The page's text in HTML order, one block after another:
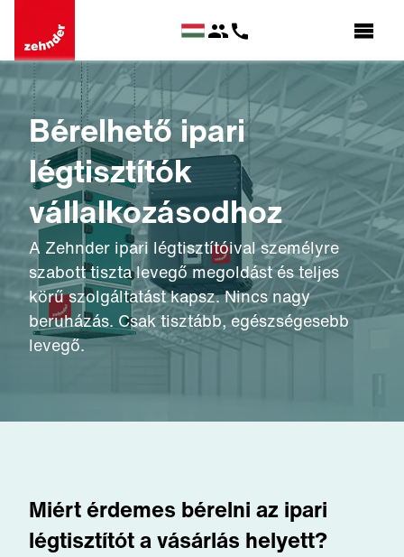
Bérelhető ipari
légtisztítók
vállalkozásodhoz
A Zehnder ipari légtisztítóival személyre
szabott tiszta levegő megoldást és teljes
körű szolgáltatást kapsz. Nincs nagy
beruházás. Csak tisztább, egészségesebb
levegő.
Miért érdemes bérelni az ipari
légtisztítót a vásárlás helyett?